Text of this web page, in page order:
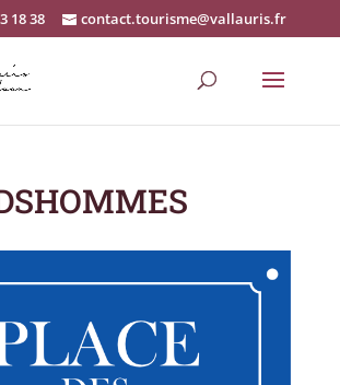
18 38 contact.tourisme@vallauris.fr